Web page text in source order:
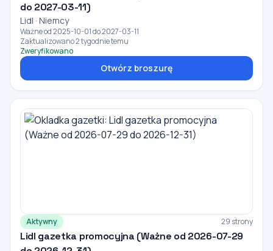
do 2027-03-11)
Lidl · Niemcy
Ważne od 2025-10-01 do 2027-03-11
Zaktualizowano 2 tygodnie temu
Zweryfikowano
Otwórz broszurę
Aktywny 29 strony
Lidl gazetka promocyjna (Ważne od 2026-07-29